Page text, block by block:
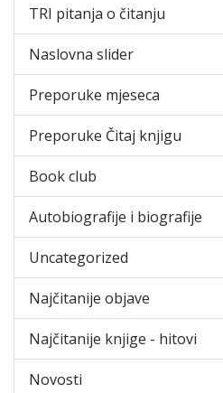
TRI pitanja o čitanju
Naslovna slider
Preporuke mjeseca
Preporuke Čitaj knjigu
Book club
Autobiografije i biografije
Uncategorized
Najčitanije objave
Najčitanije knjige - hitovi
Novosti